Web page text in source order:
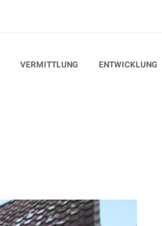
VERMITTLUNG ENTWICKLUNG